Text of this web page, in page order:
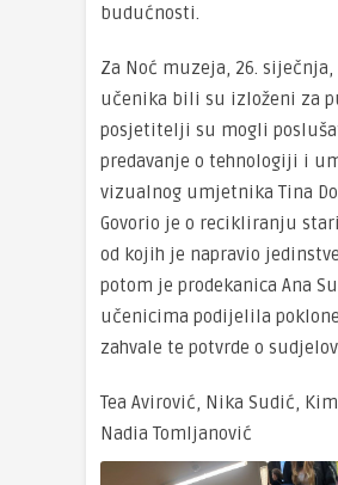
budućnosti.
Za Noć muzeja, 26. siječnja,
učenika bili su izloženi za
posjetitelji su mogli
predavanje o tehnologiji i
vizualnog umjetnika Tina
Govorio je o recikliranju
od kojih je napravio
potom je prodekanica Ana
učenicima podijelila
zahvale te potvrde o
Tea Avirović, Nika Sudić,
Nadia Tomljanović